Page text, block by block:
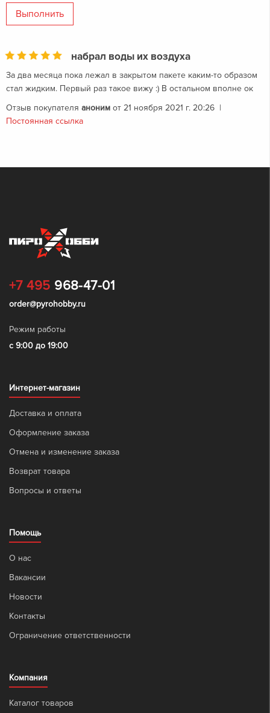
набрал воды их воздуха
За два месяца пока лежал в закрытом пакете каким-то образом
стал жидким. Первый раз такое вижу :) В остальном вполне ок
Отзыв покупателя анонимот 21 ноября 2021 г. 20:26 |
Постоянная ссылка
+7 495 968-47-01
order@pyrohobby.ru
Режим работы
с 9:00 до 19:00
Интернет-магазин
Доставка и оплата
Оформление заказа
Отмена и изменение заказа
Возврат товара
Вопросы и ответы
Помощь
О нас
Вакансии
Новости
Контакты
Ограничение ответственности
Компания
Каталог товаров